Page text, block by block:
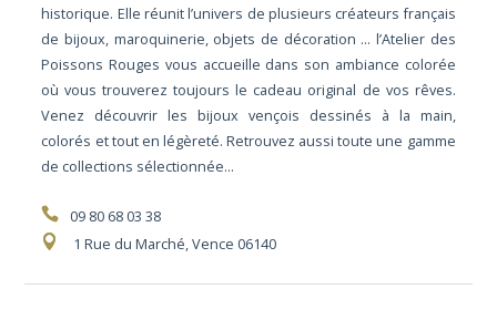
historique. Elle réunit l’univers de plusieurs créateurs français
de bijoux, maroquinerie, objets de décoration … l’Atelier des
Poissons Rouges vous accueille dans son ambiance colorée
où vous trouverez toujours le cadeau original de vos rêves.
Venez découvrir les bijoux vençois dessinés à la main,
colorés et tout en légèreté. Retrouvez aussi toute une gamme
de collections sélectionnée...
09 80 68 03 38
1 Rue du Marché, Vence 06140